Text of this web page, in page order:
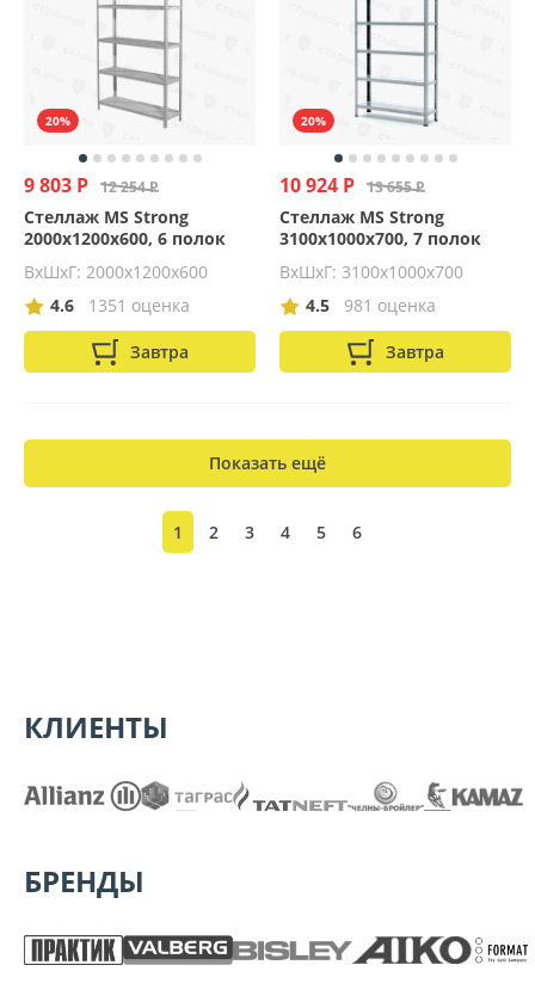
20%
9 803 Р 12 254 Р
Стеллаж MS Strong
2000х1200х600, 6 полок
ВхШхГ: 2000x1200x600
4.6
1351 оценка
Завтра
20%
10 924 Р 13 655 Р
Стеллаж MS Strong
3100х1000х700, 7 полок
ВхШхГ: 3100x1000x700
4.5
981 оценка
Завтра
Показать ещё
1 2 3 4 5 6
КЛИЕНТЫ
БРЕНДЫ